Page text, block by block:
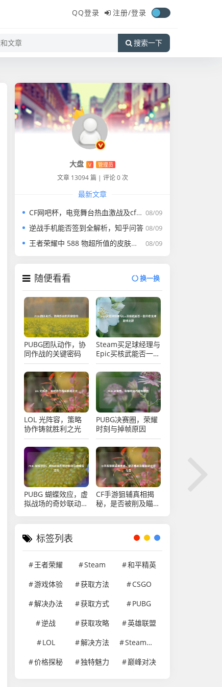
QQ登录 注册/登录
搜索一下
大盘 V 管理员
文章 13094 篇 | 评论 0 次
最新文章
08/09
CF网吧杯，电竞舞台热血激战及cf网吧活动网址
08/09
逆战手机能否签到全解析，知乎问答
08/09
王者荣耀中 588 物超所值的皮肤推荐及价格介绍
随便看看 换一换
PUBG团队动作，协
同作战的关键密码
Steam买足球经理与
Epic买核武能否一起
开启足球游戏之旅
LOL 光阵容，策略
协作铸就胜利之光
PUBG决赛圈，荣耀
时刻与掉帧原因
PUBG 蝴蝶效应，虚
拟战场的奇妙联动与
CF手游狙辅真相揭
秘，是否被削及瞄准
标签列表
王者荣耀 Steam
和平精英
游戏体验
获取方法
CSGO
解决办法
获取方式
PUBG
逆战
获取攻略
英雄联盟
LOL
解决方法
Steam游戏
价格探秘
独特魅力 巅峰对决